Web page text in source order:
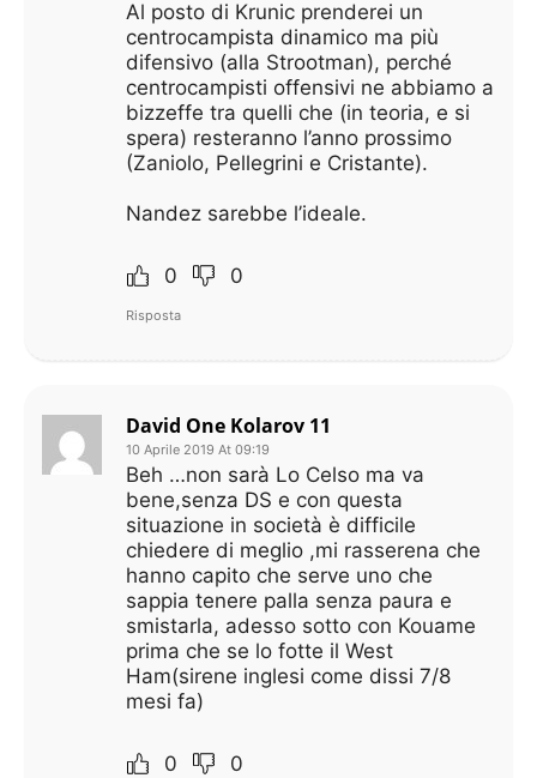
Al posto di Krunic prenderei un
centrocampista dinamico ma più
difensivo (alla Strootman), perché
centrocampisti offensivi ne abbiamo a
bizzeffe tra quelli che (in teoria, e si
spera) resteranno l’anno prossimo
(Zaniolo, Pellegrini e Cristante).
Nandez sarebbe l’ideale.
0 0
Risposta
David One Kolarov 11
10 Aprile 2019 At 09:19
Beh …non sarà Lo Celso ma va
bene,senza DS e con questa
situazione in società è difficile
chiedere di meglio ,mi rasserena che
hanno capito che serve uno che
sappia tenere palla senza paura e
smistarla, adesso sotto con Kouame
prima che se lo fotte il West
Ham(sirene inglesi come dissi 7/8
mesi fa)
0 0